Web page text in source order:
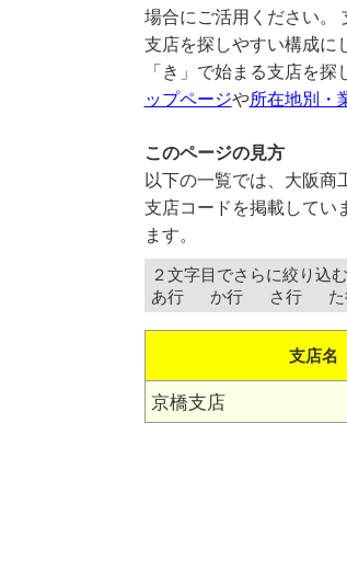
場合にご活用ください。
支店を探しやすい構成に
「き」で始まる支店を
ップページや所在地別・
このページの見方
以下の一覧では、大阪商
支店コードを掲載してい
ます。
２文字目でさらに絞り込
あ行 か行 さ行
支店名
京橋支店